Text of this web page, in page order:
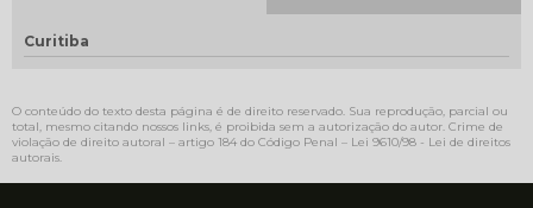
Curitiba
O conteúdo do texto desta página é de direito reservado. Sua reprodução, parcial ou
total, mesmo citando nossos links, é proibida sem a autorização do autor. Crime de
violação de direito autoral – artigo 184 do Código Penal – Lei 9610/98 - Lei de direitos
autorais.